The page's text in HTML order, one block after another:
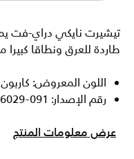
تيشيرت نايكي دراي-فت
طاردة للعرق ونطاقا كبيرا
اللون المعروض:
رقم الإصدار: AR6029-091
عرض معلومات المنتج